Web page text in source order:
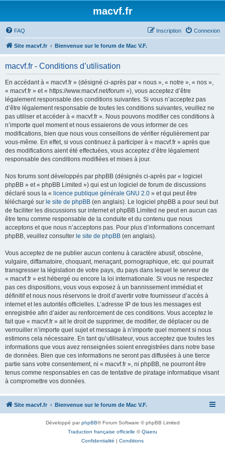
macvf.fr
FAQ Connexion
Inscription
Site macvf.fr Bienvenue sur le forum de Mac V.F.
macvf.fr - Conditions d’utilisation
En accédant à « macvf.fr » (désigné ci-après par « nous », « notre », « nos »,
« macvf.fr » et « https://www.macvf.net/forum »), vous acceptez d’être
légalement responsable des conditions suivantes. Si vous n’acceptez pas
d’être légalement responsable de toutes les conditions suivantes, veuillez ne
pas utiliser et accéder à « macvf.fr ». Nous pouvons modifier ces conditions à
n’importe quel moment et nous essaierons de vous informer de ces
modifications, bien que nous vous conseillons de vérifier régulièrement par
vous-même. En effet, si vous continuez à participer à « macvf.fr » après que
des modifications aient été effectuées, vous acceptez d’être légalement
responsable des conditions modifiées et mises à jour.
Nos forums sont développés par phpBB (désignés ci-après par « logiciel
phpBB » et « phpBB Limited ») qui est un logiciel de forum de discussions
déclaré sous la « licence publique générale GNU 2.0 » et qui peut être
téléchargé sur le site de phpBB (en anglais). Le logiciel phpBB a pour seul but
de faciliter les discussions sur internet et phpBB Limited ne peut en aucun cas
être tenu comme responsable de la conduite et du contenu que nous
acceptons et que nous n’acceptons pas. Pour plus d’informations concernant
phpBB, veuillez consulter le site de phpBB (en anglais).
Vous acceptez de ne publier aucun contenu à caractère abusif, obscène,
vulgaire, diffamatoire, choquant, menaçant, pornographique, etc. qui pourrait
transgresser la législation de votre pays, du pays dans lequel le serveur de
« macvf.fr » est hébergé ou encore la loi internationale. Si vous ne respectez
pas ces dispositions, vous vous exposez à un bannissement immédiat et
définitif et nous nous réservons le droit d’avertir votre fournisseur d’accès à
internet et les autorités officielles. L’adresse IP de tous les messages est
enregistrée afin d’aider au renforcement de ces conditions. Vous acceptez le
fait que « macvf.fr » ait le droit de supprimer, de modifier, de déplacer ou de
verrouiller n’importe quel sujet et message à n’importe quel moment si nous
estimons cela nécessaire. En tant qu’utilisateur, vous acceptez que toutes les
informations que vous avez renseignées soient enregistrées dans notre base
de données. Bien que ces informations ne seront pas diffusées à une tierce
partie sans votre consentement, ni « macvf.fr », ni phpBB, ne pourront être
tenus comme responsables en cas de tentative de piratage informatique visant
à compromettre vos données.
Site macvf.fr Bienvenue sur le forum de Mac V.F.
Développé parphpBB® Forum Software © phpBB Limited
Traduction française officielle ©Qiaeru
Confidentialité | Conditions